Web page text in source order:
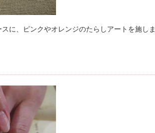
に、ピンクやオレンジのたらしアートを施しま